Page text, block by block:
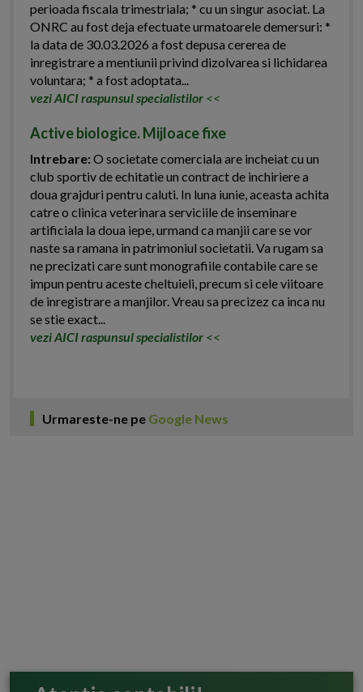
perioada fiscala trimestriala; * cu un singur asociat. La
ONRC au fost deja efectuate urmatoarele demersuri: *
la data de 30.03.2026 a fost depusa cererea de
inregistrare a mentiunii privind dizolvarea si lichidarea
voluntara; * a fost adoptata...
vezi AICI raspunsul specialistilor <<
Active biologice. Mijloace fixe
Intrebare:O societate comerciala are incheiat cu un
club sportiv de echitatie un contract de inchiriere a
doua grajduri pentru caluti. In luna iunie, aceasta achita
catre o clinica veterinara serviciile de inseminare
artificiala la doua iepe, urmand ca manjii care se vor
naste sa ramana in patrimoniul societatii. Va rugam sa
ne precizati care sunt monografiile contabile care se
impun pentru aceste cheltuieli, precum si cele viitoare
de inregistrare a manjilor. Vreau sa precizez ca inca nu
se stie exact...
vezi AICI raspunsul specialistilor <<
Urmareste-ne pe Google News